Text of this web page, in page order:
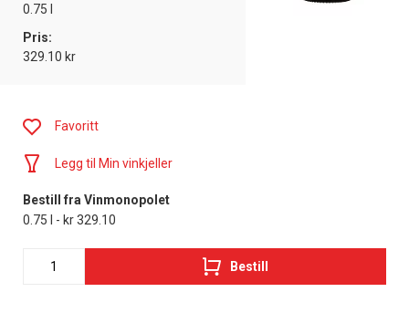
0.75 l
Pris:
329.10 kr
Favoritt
Legg til Min vinkjeller
Bestill fra Vinmonopolet
0.75 l - kr 329.10
Bestill